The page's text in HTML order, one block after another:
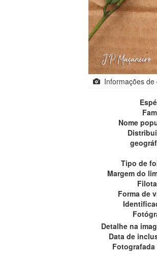
Informações de
Nome
Tipo de
Margem do
Forma de
Detalhe na
Data de
Fotografada